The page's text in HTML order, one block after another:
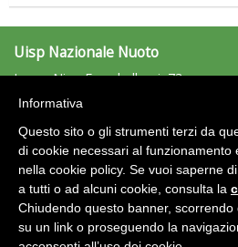
La formazione Uisp rallenta ma
Uisp Nazionale Nuoto
Largo Nino Franchellucci, 73
00155 Roma
C.F.: 97029170582
Area Riservata 2.0
Informativa
Questo sito o gli strumenti terzi da
di cookie necessari al funzionamento
nella cookie policy. Se vuoi saperne
a tutti o ad alcuni cookie, consulta la
Chiudendo questo banner,
su un link o proseguendo la